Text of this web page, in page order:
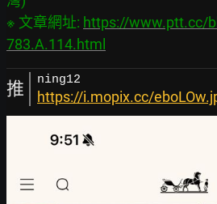
※ 文章網址: https://www.ptt.cc/
783.A.114.html
推 ning12
https://i.mopix.cc/